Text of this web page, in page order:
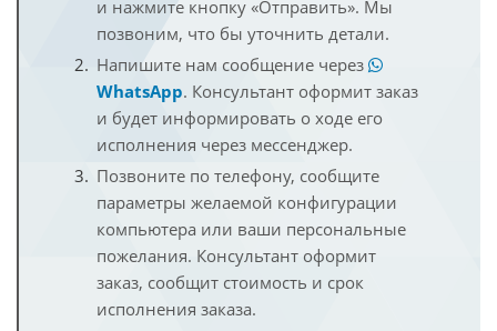
и нажмите кнопку «Отправить». Мы
позвоним, что бы уточнить детали.
Напишите нам сообщение через
WhatsApp. Консультант оформит заказ
и будет информировать о ходе его
исполнения через мессенджер.
Позвоните по телефону, сообщите
параметры желаемой конфигурации
компьютера или ваши персональные
пожелания. Консультант оформит
заказ, сообщит стоимость и срок
исполнения заказа.